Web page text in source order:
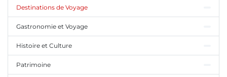
Destinations de Voyage
Gastronomie et Voyage
Histoire et Culture
Patrimoine